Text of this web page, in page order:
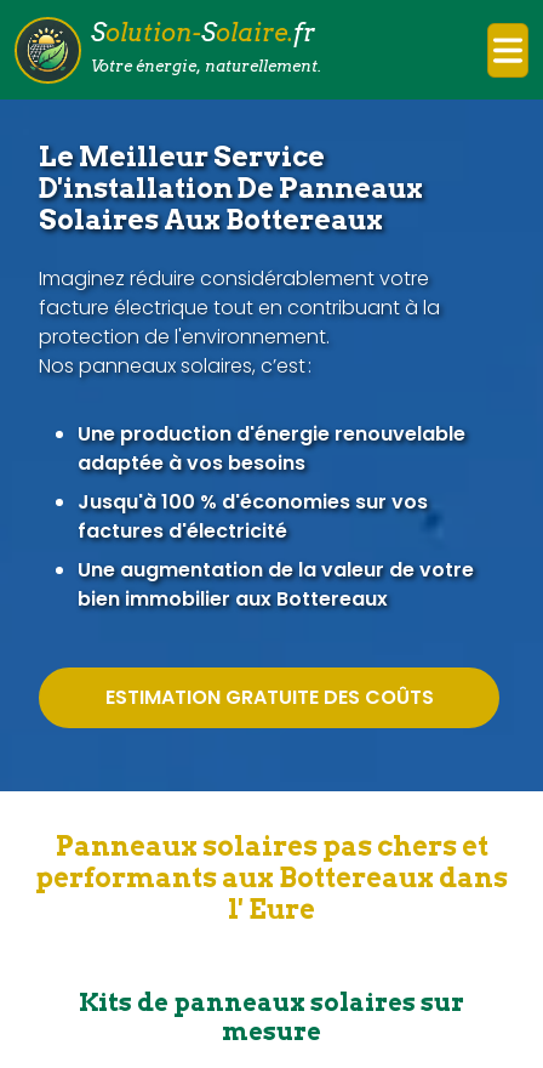
Solution-Solaire.fr
Votre énergie, naturellement.
Le Meilleur Service
D'installation De Panneaux
Solaires Aux Bottereaux
Imaginez réduire considérablement votre
facture électrique tout en contribuant à la
protection de l'environnement.
Nos panneaux solaires, c’est :
Une production d'énergie renouvelable
adaptée à vos besoins
Jusqu'à 100 % d'économies sur vos
factures d'électricité
Une augmentation de la valeur de votre
bien immobilier aux Bottereaux
ESTIMATION GRATUITE DES COÛTS
Panneaux solaires pas chers et
performants aux Bottereaux dans
l' Eure
Kits de panneaux solaires sur
mesure